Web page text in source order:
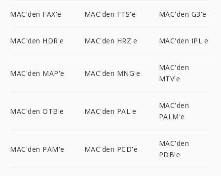
MAC'den FAX'e MAC'den FTS'e MAC'den G3'e
MAC'den HDR'e MAC'den HRZ'e MAC'den IPL'e
MAC'den MAP'e MAC'den MNG'e
MAC'den
MTV'e
MAC'den OTB'e MAC'den PAL'e
MAC'den
PALM'e
MAC'den PAM'e MAC'den PCD'e
MAC'den
PDB'e